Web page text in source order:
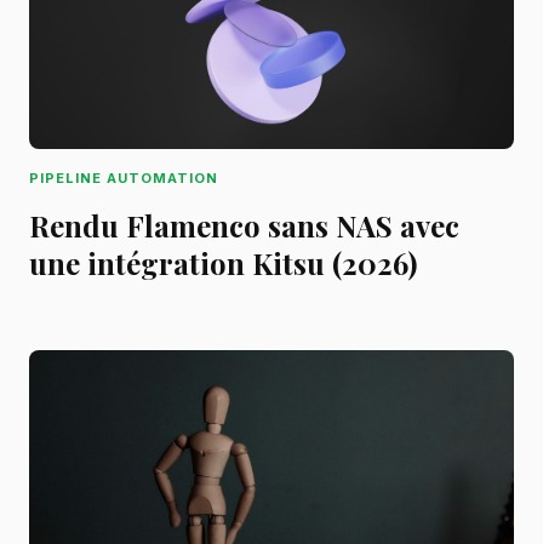
PIPELINE AUTOMATION
Rendu Flamenco sans NAS avec
une intégration Kitsu (2026)